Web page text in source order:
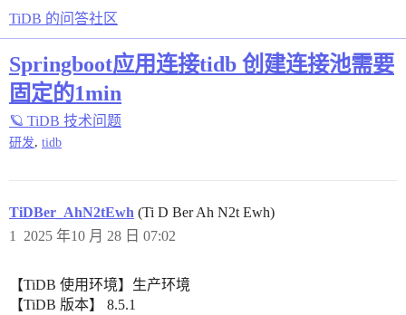
TiDB 的问答社区
Springboot应用连接tidb 创建连接池需要
固定的1min
🪐 TiDB 技术问题
研发 tidb
TiDBer_AhN2tEwh (Ti D Ber Ah N2t Ewh)
2025 年10 月 28 日 07:02
1
【TiDB 使用环境】生产环境
【TiDB 版本】 8.5.1